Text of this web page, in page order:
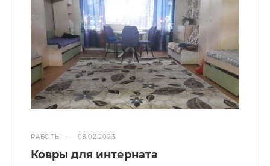
РАБОТЫ — 08.02.2023
Ковры для интерната